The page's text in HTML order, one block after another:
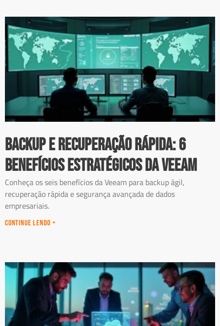
Backup e recuperação rápida: 6
benefícios estratégicos da Veeam
Conheça os seis benefícios da Veeam para backup ágil,
recuperação rápida e segurança avançada de dados
empresariais.
Continue Lendo »